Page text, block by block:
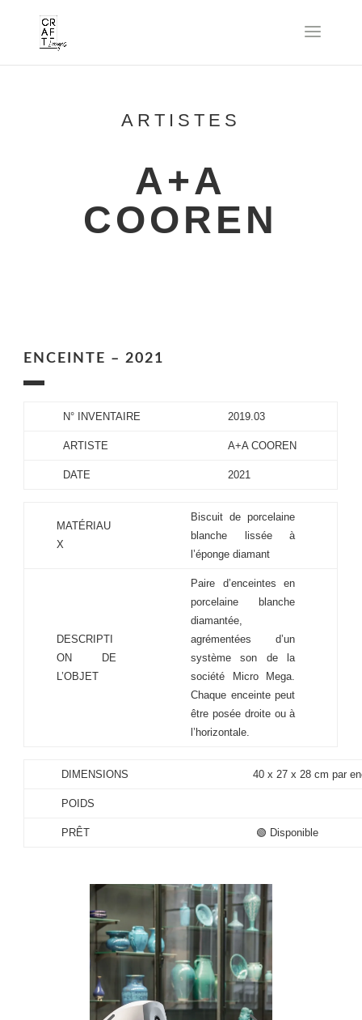
ARTISTES
A+A
COOREN
ENCEINTE – 2021
N° INVENTAIRE 2019.03
ARTISTE A+A COOREN
DATE 2021
MATÉRIAU
X
Biscuit de porcelaine
blanche lissée à
l’éponge diamant
DESCRIPTI
ON DE
L’OBJET
Paire d’enceintes en
porcelaine blanche
diamantée,
agrémentées d’un
système son de la
société Micro Mega.
Chaque enceinte peut
être posée droite ou à
l’horizontale.
DIMENSIONS 40 x 27 x 28 cm par
POIDS
PRÊT 🟢 Disponible